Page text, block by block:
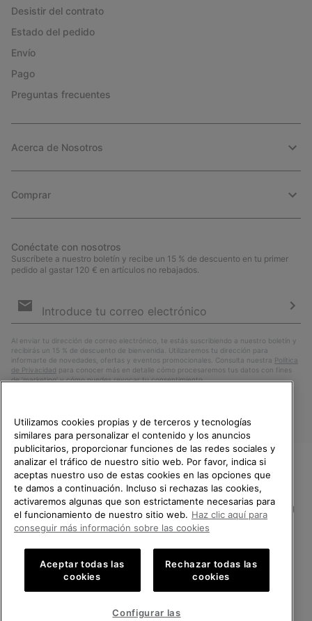
Desistir del contrato
Estado del pedido
Envío
Pago
Preguntas frecuentes
Acerca de Nosotros
Comprar
Conéctate con nosotros
Suscríbete a nuestro boletín y recibe un 15 % de descuento en tu primer
pedido al gastar 120 € en artículos no rebajados.
de
Al enviar tu dirección de correo electrónico, te estás suscribiendo a nuestro boletín y
recibirás un 15 % de descuento de bienvenida. Utilizaremos tu dirección para
informarte de novedades, ofertas y eventos promocionales. Consulta nuestra Política
de Privacidad para conocer más en detalle cómo procesaremos tus datos con fines
de ’marketing’ y cómo puedes revocar tu consentimiento.
España
Política de Privacidad Condiciones De Uso Terminos de Venta
Cookies Impressum Public CBCR
Servicio al cliente: Lu. - Vi. de 9:00 a 13:00 y de 14:00 a 18:00
TE DAMOS LA BIENVENIDA A
SOREL.
POR FAVOR, SELECCIONA TU
PAÍS.
Compras en línea disponibles
United States
Utilizamos cookies propias y de terceros y tecnologías
similares para personalizar el contenido y los anuncios
publicitarios, proporcionar funciones de las redes sociales y
analizar el tráfico de nuestro sitio web. Por favor, indica si
aceptas nuestro uso de estas cookies en las opciones que
te damos a continuación. Incluso si rechazas las cookies,
activaremos algunas que son estrictamente necesarias para
el funcionamiento de nuestro sitio web. Haz clic aquí para
conseguir más información sobre las cookies
Aceptar todas las
cookies
Rechazar todas las
cookies
Configurar las